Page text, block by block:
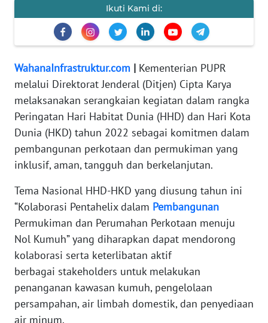
Ikuti Kami di:
WahanaInfrastruktur.com | Kementerian PUPR
melalui Direktorat Jenderal (Ditjen) Cipta Karya
melaksanakan serangkaian kegiatan dalam rangka
Peringatan Hari Habitat Dunia (HHD) dan Hari Kota
Dunia (HKD) tahun 2022 sebagai komitmen dalam
pembangunan perkotaan dan permukiman yang
inklusif, aman, tangguh dan berkelanjutan.
Tema Nasional HHD-HKD yang diusung tahun ini
“Kolaborasi Pentahelix dalam Pembangunan
Permukiman dan Perumahan Perkotaan menuju
Nol Kumuh” yang diharapkan dapat mendorong
kolaborasi serta keterlibatan aktif
berbagai stakeholders untuk melakukan
penanganan kawasan kumuh, pengelolaan
persampahan, air limbah domestik, dan penyediaan
air minum.
WAHANA
UMKM
WAHANA
SELEB
WAHANA
WAHANA
OTOMOTIF
WAHANA
HEALTH
WAHANA